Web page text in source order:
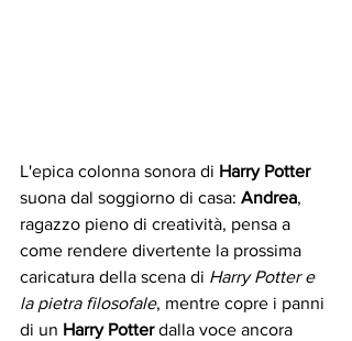
L'epica colonna sonora di Harry Potter
suona dal soggiorno di casa: Andrea,
ragazzo pieno di creatività, pensa a
come rendere divertente la prossima
caricatura della scena di Harry Potter e
la pietra filosofale, mentre copre i panni
di un Harry Potter dalla voce ancora